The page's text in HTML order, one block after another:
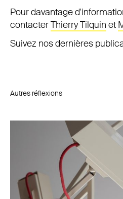
Pour davantage
contacterThierry Tilquin et
Suivez nos dernières
Autres réflexions